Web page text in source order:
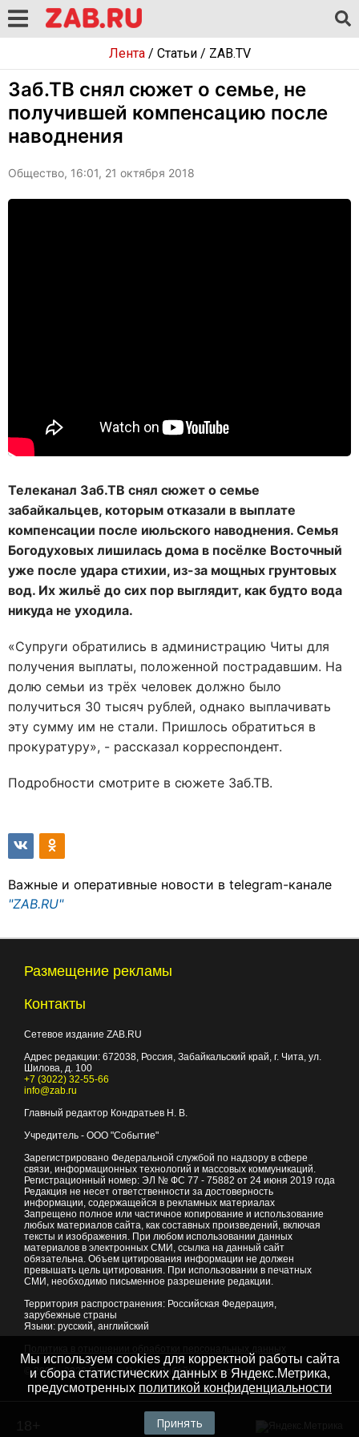
Лента/ Статьи/ ZAB.TV
Заб.ТВ снял сюжет о семье, не
получившей компенсацию после
наводнения
Общество, 16:01, 21 октября 2018
Телеканал Заб.ТВ снял сюжет о семье
забайкальцев, которым отказали в выплате
компенсации после июльского наводнения. Семья
Богодуховых лишилась дома в посёлке Восточный
уже после удара стихии, из-за мощных грунтовых
вод. Их жильё до сих пор выглядит, как будто вода
никуда не уходила.
«Супруги обратились в администрацию Читы для
получения выплаты, положенной пострадавшим. На
долю семьи из трёх человек должно было
получиться 30 тысяч рублей, однако выплачивать
эту сумму им не стали. Пришлось обратиться в
прокуратуру», - рассказал корреспондент.
Подробности смотрите в сюжете Заб.ТВ.
Важные и оперативные новости в telegram-канале
"ZAB.RU"
Размещение рекламы
Контакты
Сетевое издание ZAB.RU
Адрес редакции: 672038, Россия, Забайкальский край, г. Чита, ул.
Шилова, д. 100
+7 (3022) 32-55-66
info@zab.ru
Главный редактор Кондратьев Н. В.
Учредитель - ООО "Событие"
Зарегистрировано Федеральной службой по надзору в сфере
связи, информационных технологий и массовых коммуникаций.
Регистрационный номер: ЭЛ № ФС 77 - 75882 от 24 июня 2019 года
Редакция не несет ответственности за достоверность
информации, содержащейся в рекламных материалах
Запрещено полное или частичное копирование и использование
любых материалов сайта, как составных произведений, включая
тексты и изображения. При любом использовании данных
материалов в электронных СМИ, ссылка на данный сайт
обязательна. Объем цитирования информации не должен
превышать цель цитирования. При использовании в печатных
СМИ, необходимо письменное разрешение редакции.
Территория распространения: Российская Федерация,
зарубежные страны
Языки: русский, английский
© 2007 - 2026Портал Читы и Забайкальского края
Мы используем cookies для корректной работы сайта
и сбора статистических данных в Яндекс.Метрика,
предусмотренных политикой конфиденциальности
Принять